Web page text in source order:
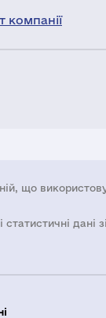
компанії
що
дані